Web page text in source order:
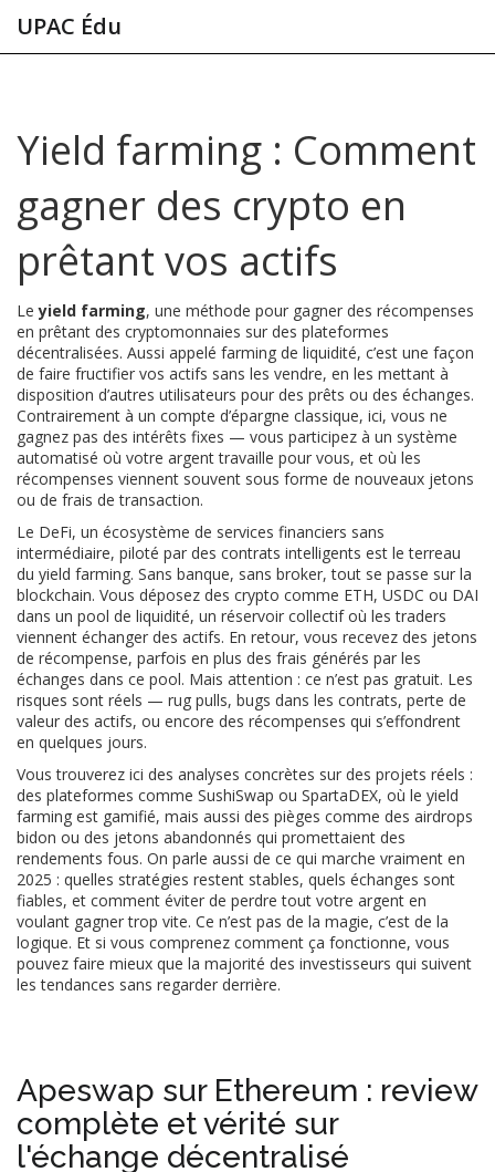
UPAC Édu
Yield farming : Comment
gagner des crypto en
prêtant vos actifs
Leyield farming, une méthode pour gagner des récompenses
en prêtant des cryptomonnaies sur des plateformes
décentralisées. Aussi appelé farming de liquidité, c’est une façon
de faire fructifier vos actifs sans les vendre, en les mettant à
disposition d’autres utilisateurs pour des prêts ou des échanges.
Contrairement à un compte d’épargne classique, ici, vous ne
gagnez pas des intérêts fixes — vous participez à un système
automatisé où votre argent travaille pour vous, et où les
récompenses viennent souvent sous forme de nouveaux jetons
ou de frais de transaction.
Le DeFi, un écosystème de services financiers sans
intermédiaire, piloté par des contrats intelligents est le terreau
du yield farming. Sans banque, sans broker, tout se passe sur la
blockchain. Vous déposez des crypto comme ETH, USDC ou DAI
dans un pool de liquidité, un réservoir collectif où les traders
viennent échanger des actifs. En retour, vous recevez des jetons
de récompense, parfois en plus des frais générés par les
échanges dans ce pool. Mais attention : ce n’est pas gratuit. Les
risques sont réels — rug pulls, bugs dans les contrats, perte de
valeur des actifs, ou encore des récompenses qui s’effondrent
en quelques jours.
Vous trouverez ici des analyses concrètes sur des projets réels :
des plateformes comme SushiSwap ou SpartaDEX, où le yield
farming est gamifié, mais aussi des pièges comme des airdrops
bidon ou des jetons abandonnés qui promettaient des
rendements fous. On parle aussi de ce qui marche vraiment en
2025 : quelles stratégies restent stables, quels échanges sont
fiables, et comment éviter de perdre tout votre argent en
voulant gagner trop vite. Ce n’est pas de la magie, c’est de la
logique. Et si vous comprenez comment ça fonctionne, vous
pouvez faire mieux que la majorité des investisseurs qui suivent
les tendances sans regarder derrière.
Apeswap sur Ethereum : review
complète et vérité sur
l'échange décentralisé